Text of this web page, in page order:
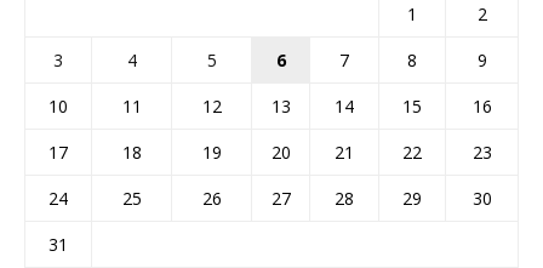
1
2
3
4 5 6 7 8
9
10
11 12 13 14 15
16
17
18 19 20 21 22
23
24
25 26 27 28 29
30
31